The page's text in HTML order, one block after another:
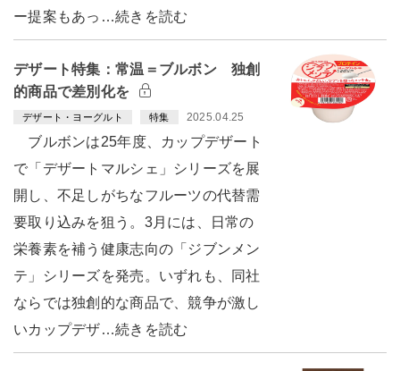
ー提案もあっ…続きを読む
デザート特集：常温＝ブルボン 独創
的商品で差別化を
デザート・ヨーグルト 特集 2025.04.25
ブルボンは25年度、カップデザート
で「デザートマルシェ」シリーズを展
開し、不足しがちなフルーツの代替需
要取り込みを狙う。3月には、日常の
栄養素を補う健康志向の「ジブンメン
テ」シリーズを発売。いずれも、同社
ならでは独創的な商品で、競争が激し
いカップデザ…続きを読む